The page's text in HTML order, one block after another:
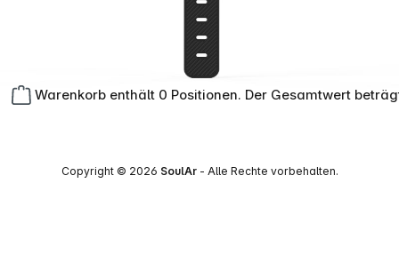
Warenkorb enthält 0 Positionen. Der Gesamtwert
Copyright © 2026 SoulAr- Alle Rechte vorbehalten.